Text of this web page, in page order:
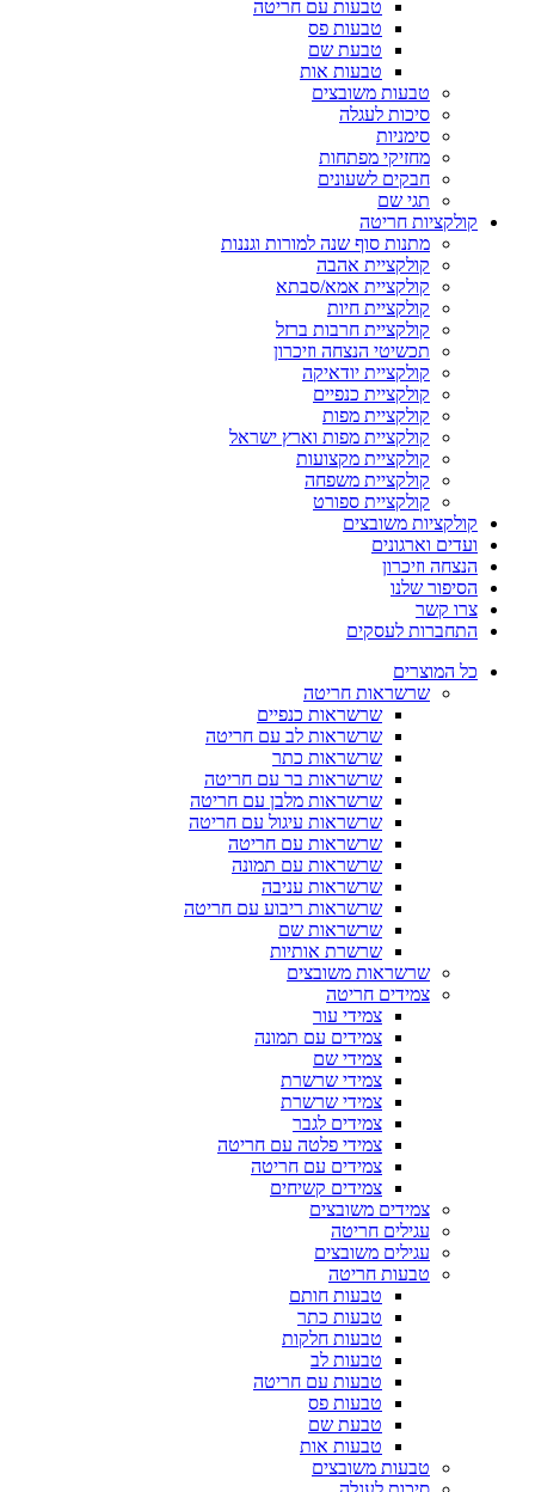
טבעות עם חריטה
טבעות פס
טבעת שם
טבעות אות
טבעות משובצים
סיכות לעגלה
סימניות
מחזיקי מפתחות
חבקים לשעונים
תגי שם
קולקציות חריטה
מתנות סוף שנה למורות וגננות
קולקציית אהבה
קולקציית אמא/סבתא
קולקציית חיות
קולקציית חרבות ברזל
תכשיטי הנצחה וזיכרון
קולקציית יודאיקה
קולקציית כנפיים
קולקציית מפות
קולקציית מפות וארץ ישראל
קולקציית מקצועות
קולקציית משפחה
קולקציית ספורט
קולקציות משובצים
ועדים וארגונים
הנצחה וזיכרון
הסיפור שלנו
צרו קשר
התחברות לעסקים
כל המוצרים
שרשראות חריטה
שרשראות כנפיים
שרשראות לב עם חריטה
שרשראות כתר
שרשראות בר עם חריטה
שרשראות מלבן עם חריטה
שרשראות עיגול עם חריטה
שרשראות עם חריטה
שרשראות עם תמונה
שרשראות עניבה
שרשראות ריבוע עם חריטה
שרשראות שם
שרשרת אותיות
שרשראות משובצים
צמידים חריטה
צמידי עור
צמידים עם תמונה
צמידי שם
צמידי שרשרת
צמידי שרשרת
צמידים לגבר
צמידי פלטה עם חריטה
צמידים עם חריטה
צמידים קשיחים
צמידים משובצים
עגילים חריטה
עגילים משובצים
טבעות חריטה
טבעות חותם
טבעות כתר
טבעות חלקות
טבעות לב
טבעות עם חריטה
טבעות פס
טבעת שם
טבעות אות
טבעות משובצים